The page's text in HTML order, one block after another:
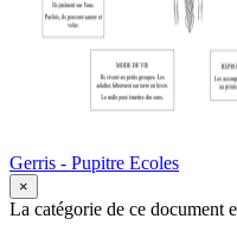
Gerris - Pupitre Ecoles
×
La catégorie de ce document